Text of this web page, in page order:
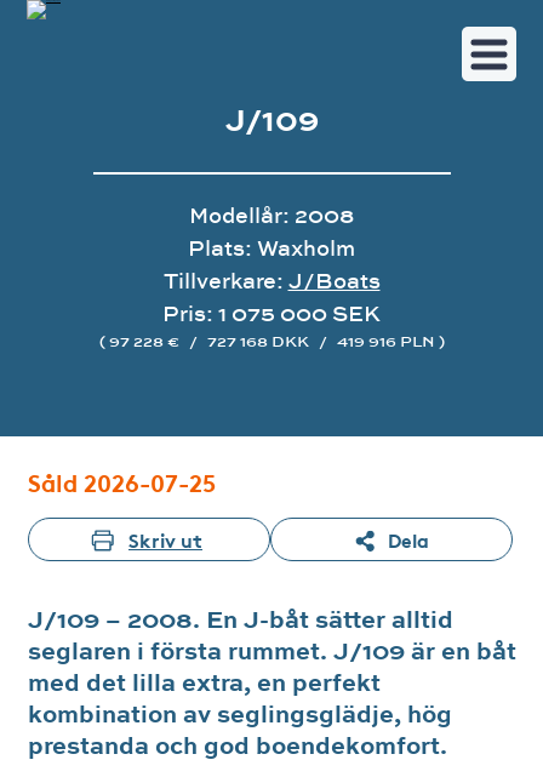
J/109
Modellår: 2008
Plats: Waxholm
Tillverkare: J/Boats
Pris: 1 075 000 SEK
( 97 228 € / 727 168 DKK / 419 916 PLN )
Såld 2026-07-25
Skriv ut Dela
J/109 – 2008. En J-båt sätter alltid
seglaren i första rummet. J/109 är en båt
med det lilla extra, en perfekt
kombination av seglingsglädje, hög
prestanda och god boendekomfort.